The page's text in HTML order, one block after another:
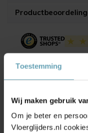
Toestemming
Wij maken gebruik
Om je beter en
Vloerglijders.nl
Gerelateerde